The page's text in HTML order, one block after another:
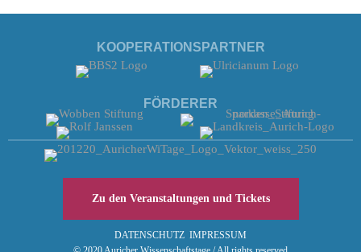
KOOPERATIONSPARTNER
FÖRDERER
Zu den Veranstaltungen und Tickets
DATENSCHUTZ IMPRESSUM